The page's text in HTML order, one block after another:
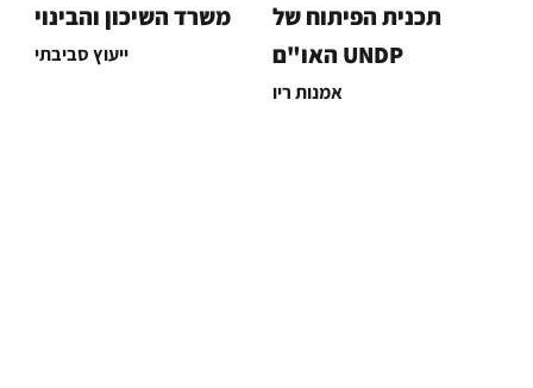
תכנית הפיתוח של
האו"ם UNDP
אמנות ריו
משרד השיכון והבינוי
ייעוץ סביבתי